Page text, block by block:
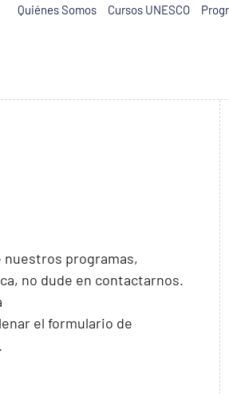
Quiénes Somos Cursos UNESCO
programas,
no dude en contactarnos.
el formulario de